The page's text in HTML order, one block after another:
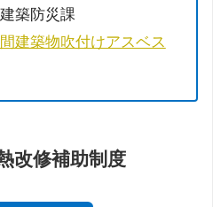
築防災課
建築物吹付けアスベス
改修補助制度